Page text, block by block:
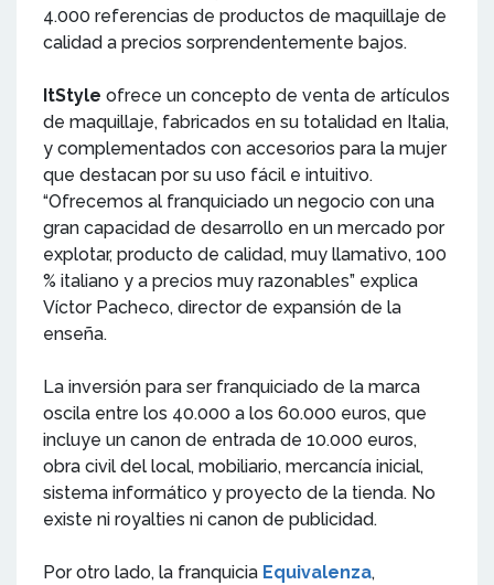
4.000 referencias de productos de maquillaje de
calidad a precios sorprendentemente bajos.
ItStyle ofrece un concepto de venta de artículos
de maquillaje, fabricados en su totalidad en Italia,
y complementados con accesorios para la mujer
que destacan por su uso fácil e intuitivo.
“Ofrecemos al franquiciado un negocio con una
gran capacidad de desarrollo en un mercado por
explotar, producto de calidad, muy llamativo, 100
% italiano y a precios muy razonables” explica
Víctor Pacheco, director de expansión de la
enseña.
La inversión para ser franquiciado de la marca
oscila entre los 40.000 a los 60.000 euros, que
incluye un canon de entrada de 10.000 euros,
obra civil del local, mobiliario, mercancía inicial,
sistema informático y proyecto de la tienda. No
existe ni royalties ni canon de publicidad.
Por otro lado, la franquicia Equivalenza,